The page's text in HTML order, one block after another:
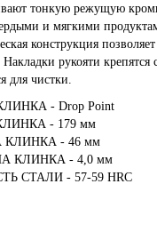
тонкую режущую
и мягкими
конструкция
Накладки рукояти
для чистки.
- Drop Point
- 179 мм
- 46 мм
КЛИНКА - 4,0 мм
СТАЛИ - 57-59 HRC